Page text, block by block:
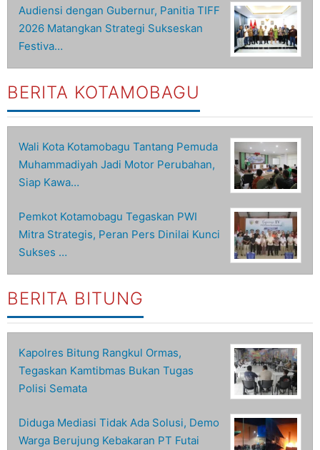
Audiensi dengan Gubernur, Panitia TIFF
2026 Matangkan Strategi Sukseskan
Festiva…
BERITA KOTAMOBAGU
Wali Kota Kotamobagu Tantang Pemuda
Muhammadiyah Jadi Motor Perubahan,
Siap Kawa…
Pemkot Kotamobagu Tegaskan PWI
Mitra Strategis, Peran Pers Dinilai Kunci
Sukses …
BERITA BITUNG
Kapolres Bitung Rangkul Ormas,
Tegaskan Kamtibmas Bukan Tugas
Polisi Semata
Diduga Mediasi Tidak Ada Solusi, Demo
Warga Berujung Kebakaran PT Futai